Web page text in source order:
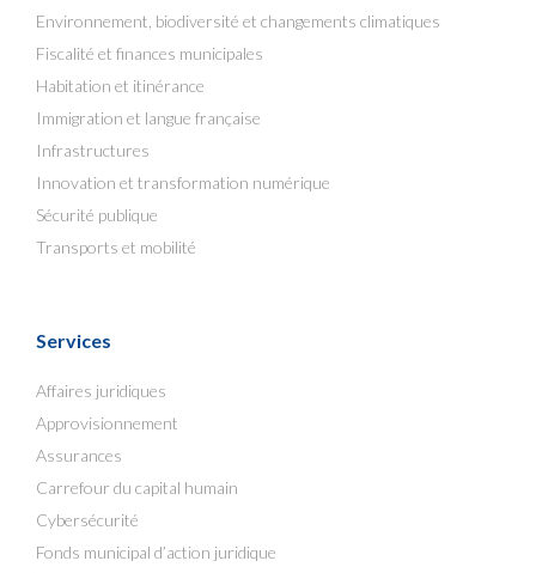
Environnement, biodiversité et changements climatiques
Fiscalité et finances municipales
Habitation et itinérance
Immigration et langue française
Infrastructures
Innovation et transformation numérique
Sécurité publique
Transports et mobilité
Services
Affaires juridiques
Approvisionnement
Assurances
Carrefour du capital humain
Cybersécurité
Fonds municipal d’action juridique